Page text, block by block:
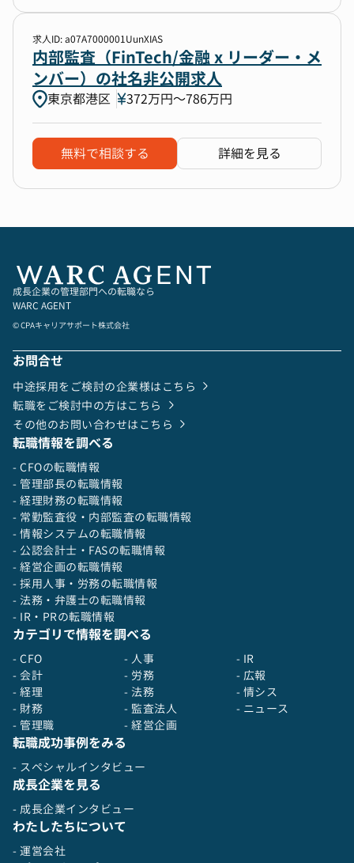
求人ID: a07A7000001UunXIAS
内部監査（FinTech/金融 x リーダー・メ
ンバー）の社名非公開求人
東京都港区 372万円〜786万円
無料で相談する 詳細を見る
成長企業の管理部門への転職なら
WARC AGENT
© CPAキャリアサポート株式会社
お問合せ
中途採用をご検討の企業様はこちら
転職をご検討中の方はこちら
その他のお問い合わせはこちら
転職情報を調べる
- CFOの転職情報
- 管理部長の転職情報
- 経理財務の転職情報
- 常勤監査役・内部監査の転職情報
- 情報システムの転職情報
- 公認会計士・FASの転職情報
- 経営企画の転職情報
- 採用人事・労務の転職情報
- 法務・弁護士の転職情報
- IR・PRの転職情報
カテゴリで情報を調べる
- CFO
- 会計
- 経理
- 財務
- 管理職
- 人事
- 労務
- 法務
- 監査法人
- 経営企画
- IR
- 広報
- 情シス
- ニュース
転職成功事例をみる
- スペシャルインタビュー
成長企業を見る
- 成長企業インタビュー
わたしたちについて
- 運営会社